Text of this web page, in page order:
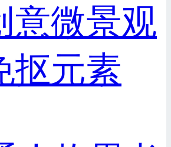
意微景观
抠元素